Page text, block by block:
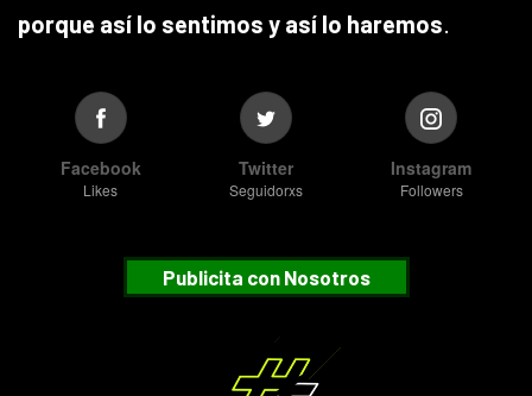
porque así lo sentimos y así lo haremos.
Facebook
Likes
Twitter
Seguidorxs
Instagram
Followers
Publicita con Nosotros